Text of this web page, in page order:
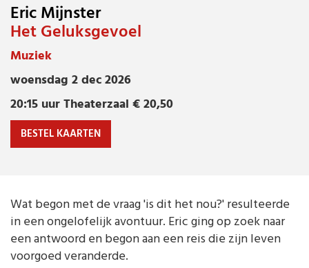
ERIC MIJNSTER
HET GELUKSGEVOEL
woensdag 2 dec 2026 | 20:15 uur
Eric Mijnster
Het Geluksgevoel
Muziek
woensdag 2 dec 2026
20:15 uurTheaterzaal € 20,50
BESTEL KAARTEN
Wat begon met de vraag 'is dit het nou?' resulteerde
in een ongelofelijk avontuur. Eric ging op zoek naar
een antwoord en begon aan een reis die zijn leven
voorgoed veranderde.